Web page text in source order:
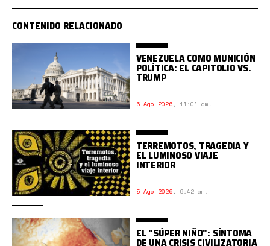
CONTENIDO RELACIONADO
VENEZUELA COMO MUNICIÓN
POLÍTICA: EL CAPITOLIO VS.
TRUMP
6 Ago 2026, 11:01 am.
TERREMOTOS, TRAGEDIA Y
EL LUMINOSO VIAJE
INTERIOR
5 Ago 2026, 9:42 am.
EL "SÚPER NIÑO": SÍNTOMA
DE UNA CRISIS CIVILIZATORIA